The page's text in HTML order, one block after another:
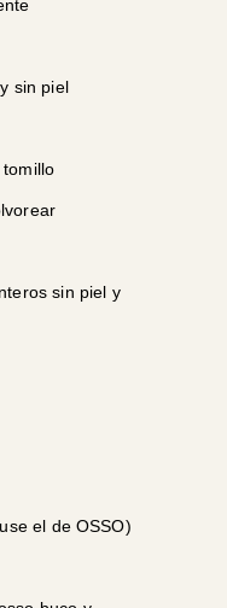
sin piel
sin piel y
el de OSSO)